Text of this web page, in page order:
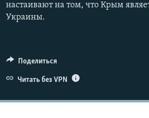
настаивают на том, что Крым
Украины.
Поделиться
Читать без VPN